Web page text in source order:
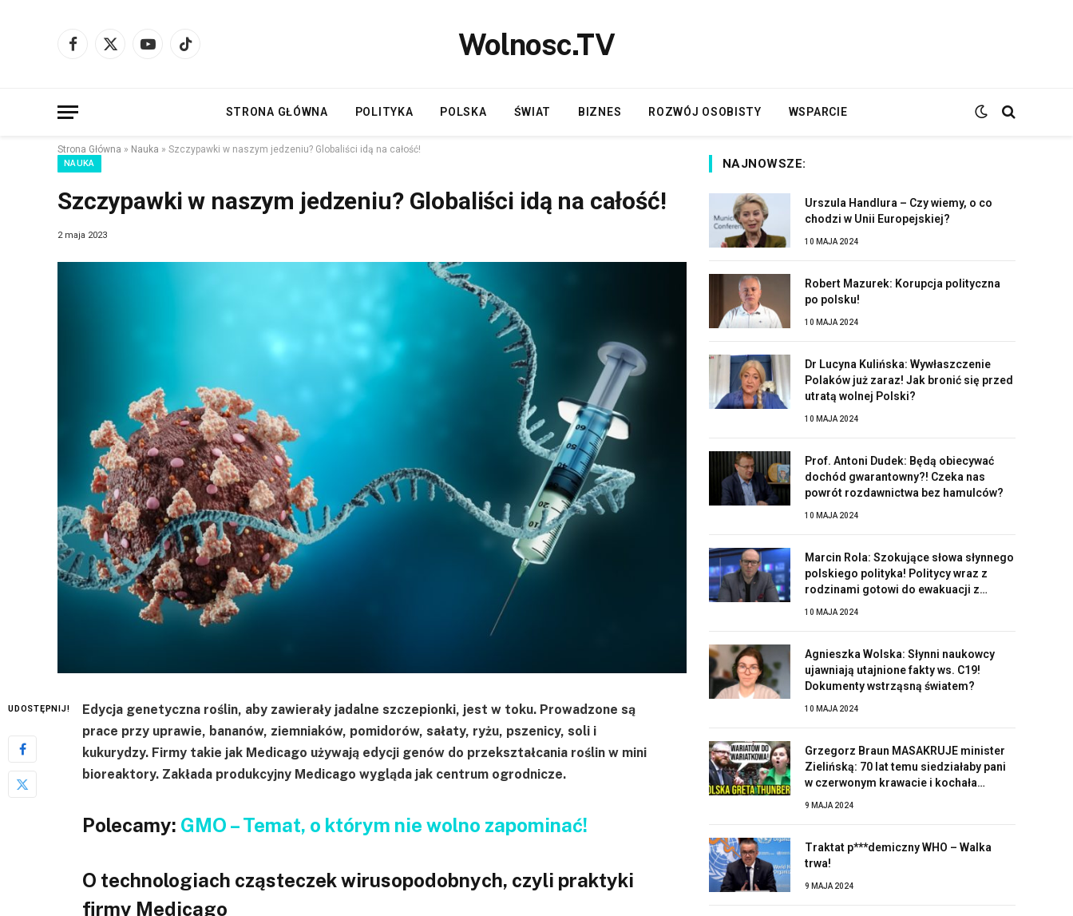
Facebook
X
YouTubeTikTok Wolnosc.TV
STRONA GŁÓWNA POLITYKA POLSKA ŚWIAT BIZNES ROZWÓJ OSOBISTY WSPARCIE
Strona Główna » Nauka » Szczypawki w naszym jedzeniu? Globaliści idą na całość!
NAUKA
Szczypawki w naszym jedzeniu? Globaliści idą na całość!
2 maja 2023
UDOSTĘPNIJ!
Edycja genetyczna roślin, aby zawierały jadalne szczepionki, jest w toku. Prowadzone są
prace przy uprawie, bananów, ziemniaków, pomidorów, sałaty, ryżu, pszenicy, soli i
kukurydzy. Firmy takie jak Medicago używają edycji genów do przekształcania roślin w mini
bioreaktory. Zakłada produkcyjny Medicago wygląda jak centrum ogrodnicze.
Polecamy: GMO – Temat, o którym nie wolno zapominać!
O technologiach cząsteczek wirusopodobnych, czyli praktyki
firmy Medicago
NAJNOWSZE:
Urszula Handlura – Czy wiemy, o co
chodzi w Unii Europejskiej?
10 MAJA 2024
Robert Mazurek: Korupcja polityczna
po polsku!
10 MAJA 2024
Dr Lucyna Kulińska: Wywłaszczenie
Polaków już zaraz! Jak bronić się przed
utratą wolnej Polski?
10 MAJA 2024
Prof. Antoni Dudek: Będą obiecywać
dochód gwarantowny?! Czeka nas
powrót rozdawnictwa bez hamulców?
10 MAJA 2024
Marcin Rola: Szokujące słowa słynnego
polskiego polityka! Politycy wraz z
rodzinami gotowi do ewakuacji z
10 MAJA 2024
Agnieszka Wolska: Słynni naukowcy
ujawniają utajnione fakty ws. C19!
Dokumenty wstrząsną światem?
10 MAJA 2024
Grzegorz Braun MASAKRUJE minister
Zielińską: 70 lat temu siedziałaby pani
w czerwonym krawacie i kochała
9 MAJA 2024
Traktat p***demiczny WHO – Walka
trwa!
9 MAJA 2024